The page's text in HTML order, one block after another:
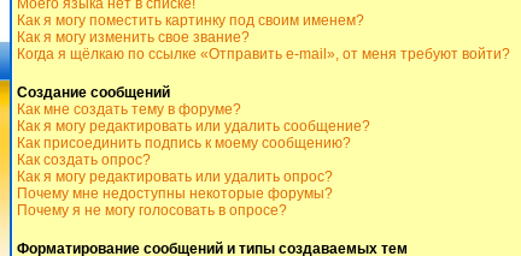
Моего языка нет в списке!
Как я могу поместить картинку под своим именем?
Как я могу изменить свое звание?
Когда я щёлкаю по ссылке «Отправить e-mail», от меня требуют войти?
Создание сообщений
Как мне создать тему в форуме?
Как я могу редактировать или удалить сообщение?
Как присоединить подпись к моему сообщению?
Как создать опрос?
Как я могу редактировать или удалить опрос?
Почему мне недоступны некоторые форумы?
Почему я не могу голосовать в опросе?
Форматирование сообщений и типы создаваемых тем